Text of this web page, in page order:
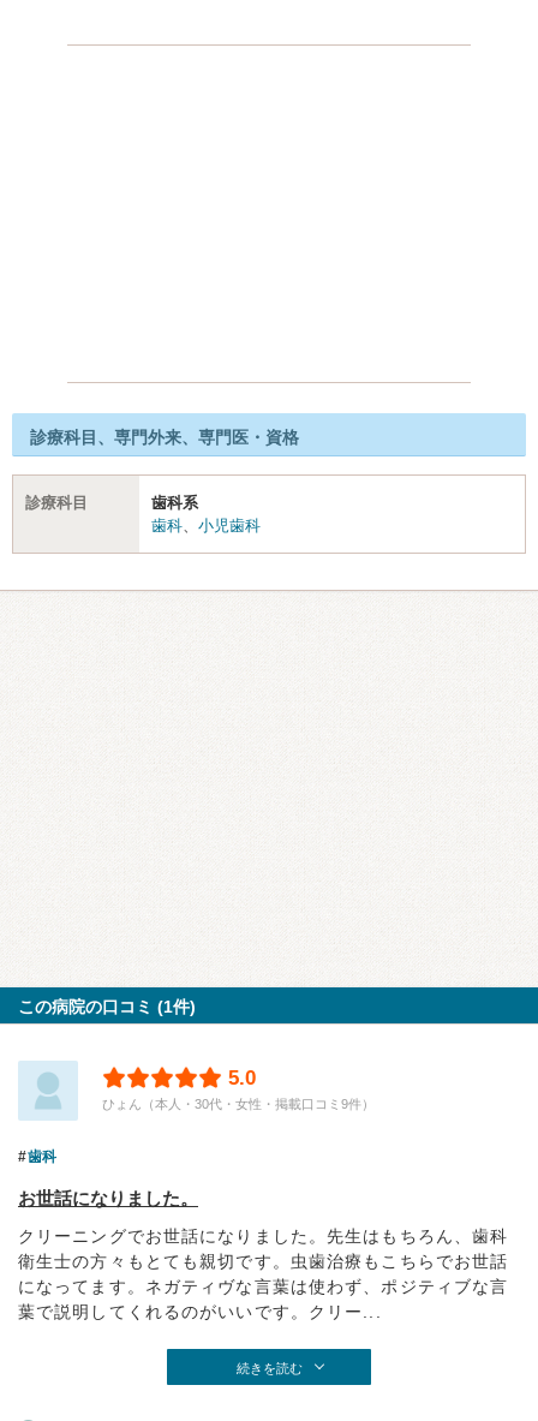
診療科目、専門外来、専門医・資格
診療科目
歯科系
歯科
小児歯科
この病院の口コミ (1件)
5.0
ひょん（本人・30代・女性・掲載口コミ9件）
歯科
お世話になりました。
クリーニングでお世話になりました。先生はもちろん、歯科
衛生士の方々もとても親切です。虫歯治療もこちらでお世話
になってます。ネガティヴな言葉は使わず、ポジティブな言
葉で説明してくれるのがいいです。クリー...
続きを読む